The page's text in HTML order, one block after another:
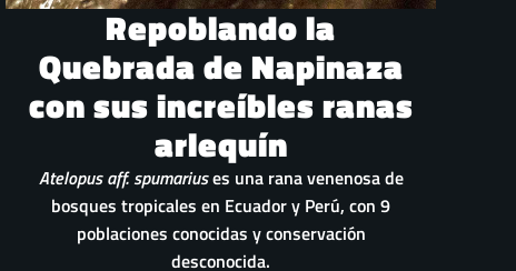
Repoblando la
Quebrada de Napinaza
con sus increíbles ranas
arlequín
Atelopus aff. spumariuses una rana venenosa de
bosques tropicales en Ecuador y Perú, con 9
poblaciones conocidas y conservación
desconocida.